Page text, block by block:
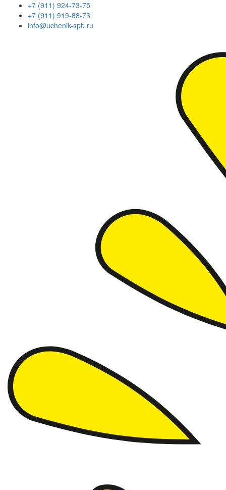
+7 (911) 924-73-75
+7 (911) 919-88-73
info@uchenik-spb.ru